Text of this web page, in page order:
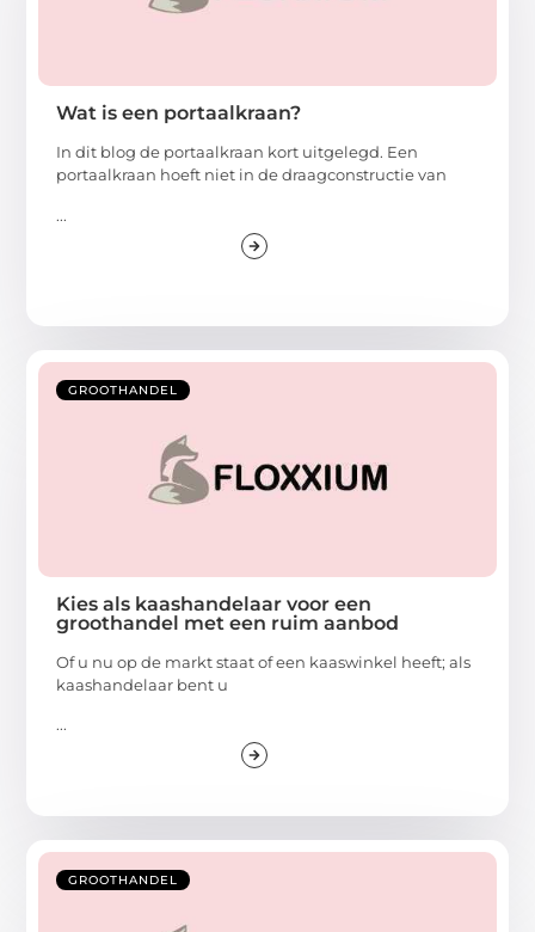
Wat is een portaalkraan?
In dit blog de portaalkraan kort uitgelegd. Een
portaalkraan hoeft niet in de draagconstructie van
...
GROOTHANDEL
Kies als kaashandelaar voor een
groothandel met een ruim aanbod
Of u nu op de markt staat of een kaaswinkel heeft; als
kaashandelaar bent u
...
GROOTHANDEL